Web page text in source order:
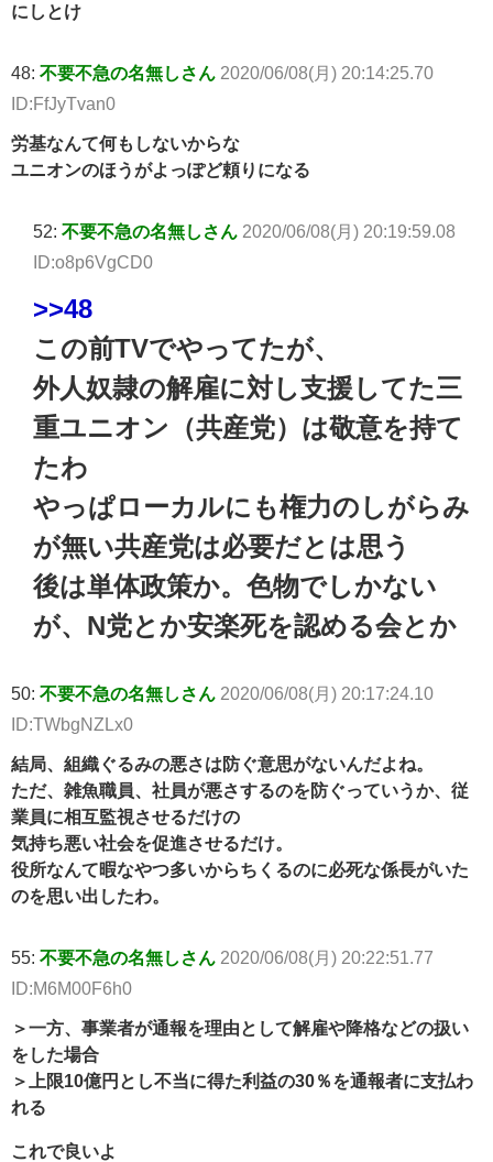
にしとけ
48: 不要不急の名無しさん 2020/06/08(月) 20:14:25.70
ID:FfJyTvan0
労基なんて何もしないからな
ユニオンのほうがよっぽど頼りになる
52: 不要不急の名無しさん 2020/06/08(月) 20:19:59.08
ID:o8p6VgCD0
>>48
この前TVでやってたが、
外人奴隷の解雇に対し支援してた三
重ユニオン（共産党）は敬意を持て
たわ
やっぱローカルにも権力のしがらみ
が無い共産党は必要だとは思う
後は単体政策か。色物でしかない
が、N党とか安楽死を認める会とか
50: 不要不急の名無しさん 2020/06/08(月) 20:17:24.10
ID:TWbgNZLx0
結局、組織ぐるみの悪さは防ぐ意思がないんだよね。
ただ、雑魚職員、社員が悪さするのを防ぐっていうか、従
業員に相互監視させるだけの
気持ち悪い社会を促進させるだけ。
役所なんて暇なやつ多いからちくるのに必死な係長がいた
のを思い出したわ。
55: 不要不急の名無しさん 2020/06/08(月) 20:22:51.77
ID:M6M00F6h0
＞一方、事業者が通報を理由として解雇や降格などの扱い
をした場合
＞上限10億円とし不当に得た利益の30％を通報者に支払わ
れる
これで良いよ